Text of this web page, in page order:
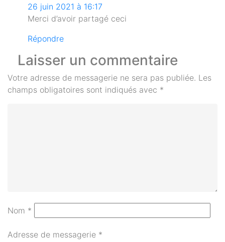
26 juin 2021 à 16:17
Merci d’avoir partagé ceci
Répondre
Laisser un commentaire
Votre adresse de messagerie ne sera pas publiée. Les
champs obligatoires sont indiqués avec *
Nom *
Adresse de messagerie *